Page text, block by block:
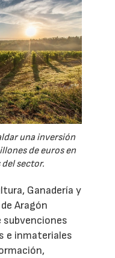
una inversión
de euros en
sector.
Ganadería y
Aragón
e inmateriales